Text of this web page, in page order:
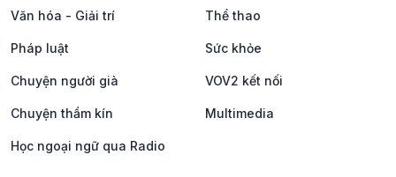
Văn hóa - Giải trí Thể thao
Pháp luật Sức khỏe
Chuyện người già VOV2 kết nối
Chuyện thầm kín Multimedia
Học ngoại ngữ qua Radio